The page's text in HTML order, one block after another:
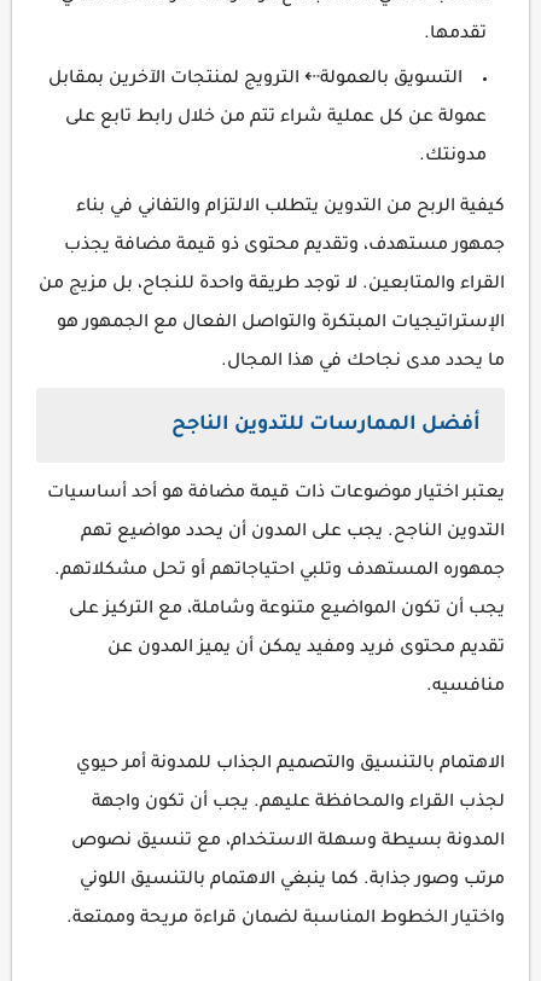
تقدمها.
التسويق بالعمولة⇠ الترويج لمنتجات الآخرين بمقابل
عمولة عن كل عملية شراء تتم من خلال رابط تابع على
مدونتك.
كيفية الربح من التدوين يتطلب الالتزام والتفاني في بناء
جمهور مستهدف، وتقديم محتوى ذو قيمة مضافة يجذب
القراء والمتابعين. لا توجد طريقة واحدة للنجاح، بل مزيج من
الإستراتيجيات المبتكرة والتواصل الفعال مع الجمهور هو
ما يحدد مدى نجاحك في هذا المجال.
أفضل الممارسات للتدوين الناجح
يعتبر اختيار موضوعات ذات قيمة مضافة هو أحد أساسيات
التدوين الناجح. يجب على المدون أن يحدد مواضيع تهم
جمهوره المستهدف وتلبي احتياجاتهم أو تحل مشكلاتهم.
يجب أن تكون المواضيع متنوعة وشاملة، مع التركيز على
تقديم محتوى فريد ومفيد يمكن أن يميز المدون عن
منافسيه.
الاهتمام بالتنسيق والتصميم الجذاب للمدونة أمر حيوي
لجذب القراء والمحافظة عليهم. يجب أن تكون واجهة
المدونة بسيطة وسهلة الاستخدام، مع تنسيق نصوص
مرتب وصور جذابة. كما ينبغي الاهتمام بالتنسيق اللوني
واختيار الخطوط المناسبة لضمان قراءة مريحة وممتعة.